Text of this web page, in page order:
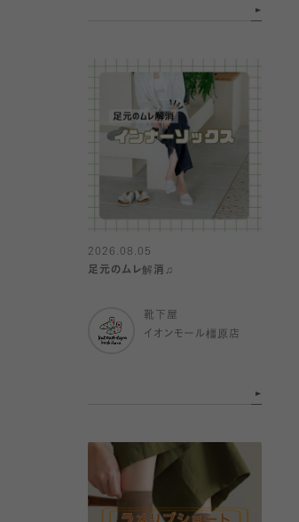
2026.08.05
足元のムレ解消♫
靴下屋
イオンモール橿原店